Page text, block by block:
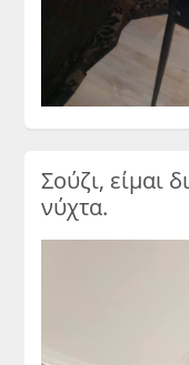
Σούζι, είμαι
νύχτα.